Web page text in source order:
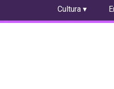
Cultura ▾